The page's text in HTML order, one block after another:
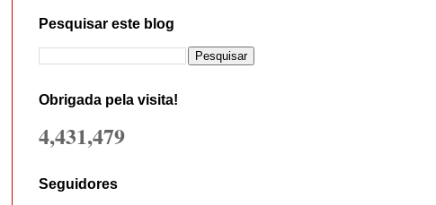
Pesquisar este blog
Obrigada pela visita!
4,431,479
Seguidores